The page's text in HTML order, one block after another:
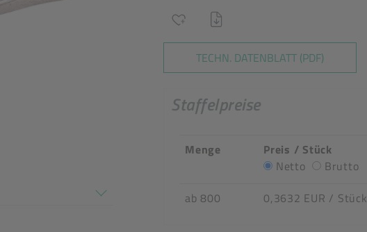
TECHN. DATENBLATT (PDF)
Staffelpreise
Menge
Preis / Stück
Netto
Brutto
ab 800 0,3632 EUR / Stück